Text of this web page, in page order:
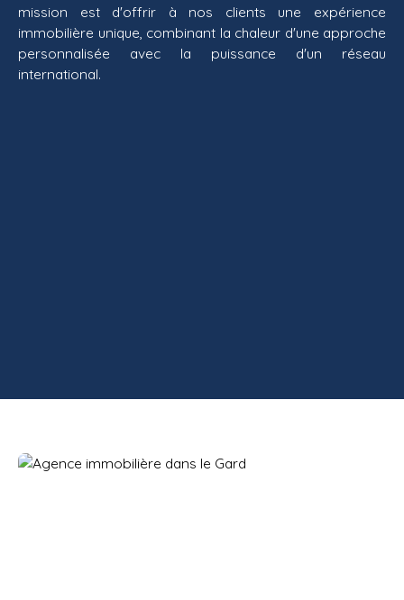
mission est d'offrir à nos clients une expérience
immobilière unique, combinant la chaleur d'une approche
personnalisée avec la puissance d'un réseau
international.